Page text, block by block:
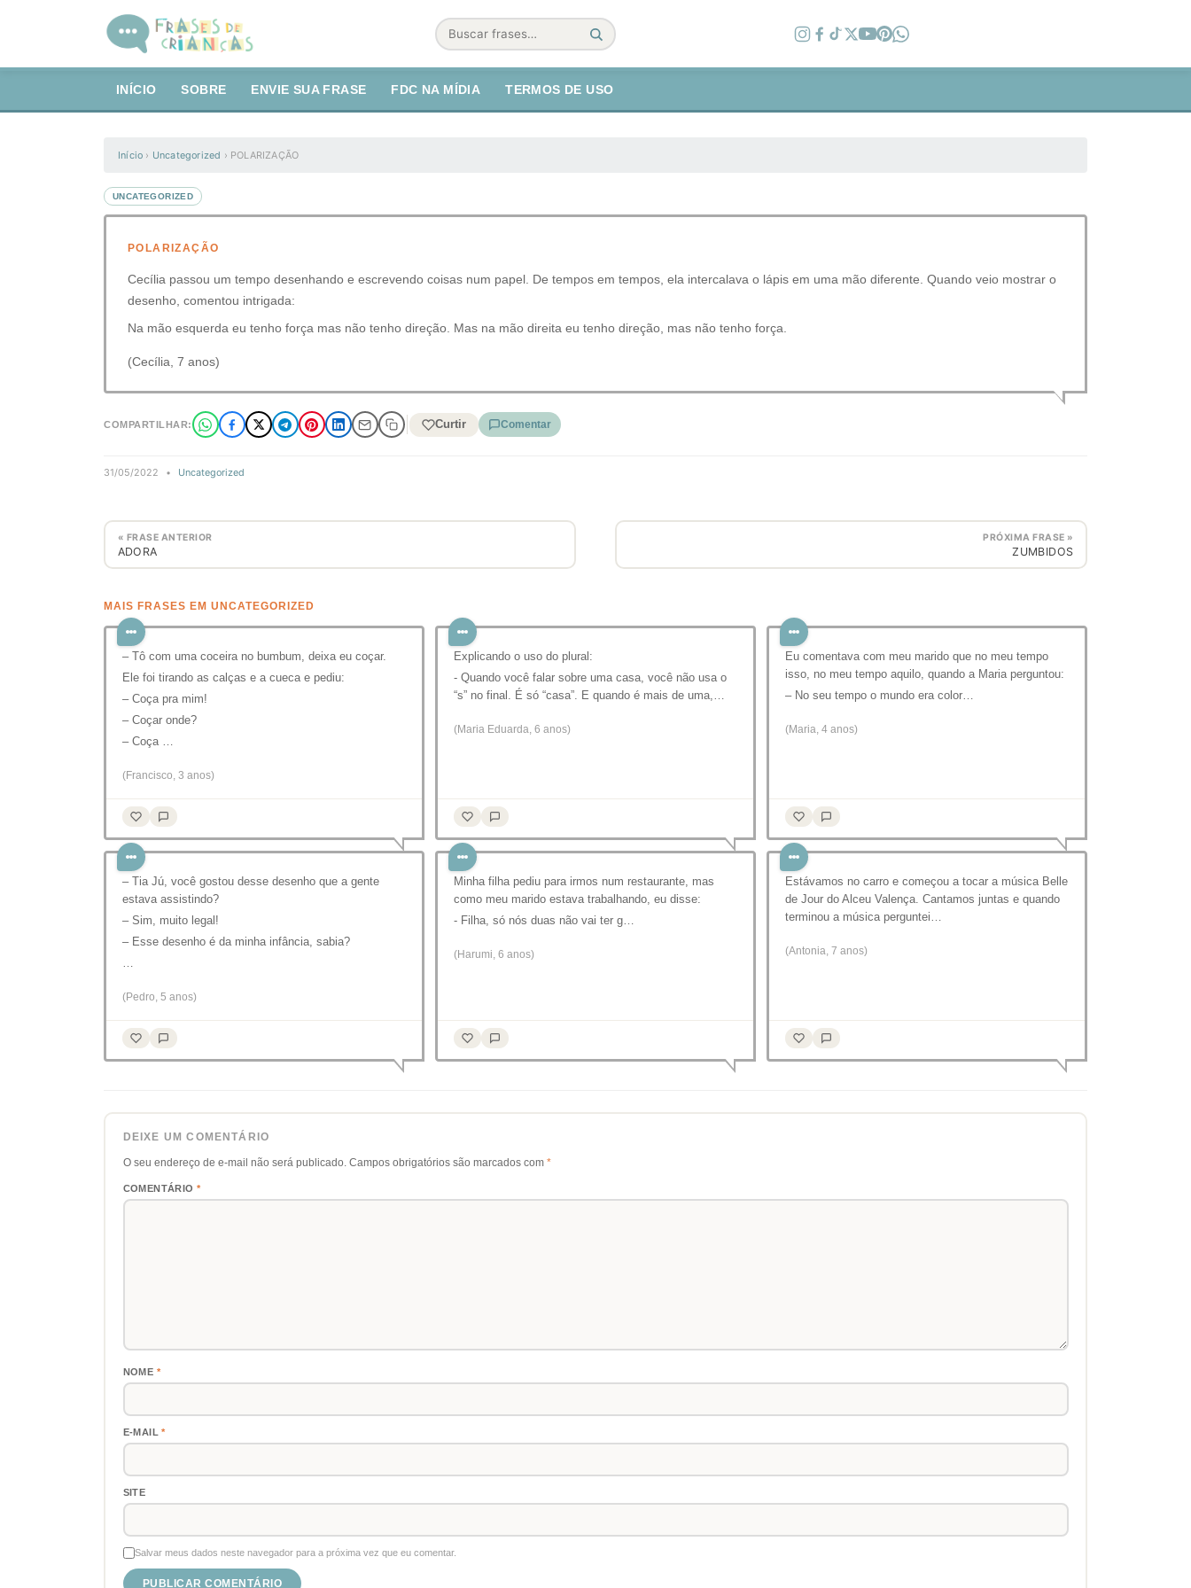
Buscar
INÍCIO SOBRE ENVIE SUA FRASE FDC NA MÍDIA TERMOS DE USO
Início › Uncategorized › POLARIZAÇÃO
UNCATEGORIZED
POLARIZAÇÃO
Cecília passou um tempo desenhando e escrevendo coisas num papel. De tempos em tempos, ela intercalava o lápis em uma mão diferente. Quando veio mostrar o
desenho, comentou intrigada:
Na mão esquerda eu tenho força mas não tenho direção. Mas na mão direita eu tenho direção, mas não tenho força.
(Cecília, 7 anos)
COMPARTILHAR: Curtir Comentar
31/05/2022 • Uncategorized
« FRASE ANTERIOR
ADORA
PRÓXIMA FRASE »
ZUMBIDOS
MAIS FRASES EM UNCATEGORIZED
– Tô com uma coceira no bumbum, deixa eu coçar.
Ele foi tirando as calças e a cueca e pediu:
– Coça pra mim!
– Coçar onde?
– Coça …
(Francisco, 3 anos)
Explicando o uso do plural:
- Quando você falar sobre uma casa, você não usa o
“s” no final. É só “casa”. E quando é mais de uma,…
(Maria Eduarda, 6 anos)
Eu comentava com meu marido que no meu tempo
isso, no meu tempo aquilo, quando a Maria perguntou:
– No seu tempo o mundo era color…
(Maria, 4 anos)
– Tia Jú, você gostou desse desenho que a gente
estava assistindo?
– Sim, muito legal!
– Esse desenho é da minha infância, sabia?
…
(Pedro, 5 anos)
Minha filha pediu para irmos num restaurante, mas
como meu marido estava trabalhando, eu disse:
- Filha, só nós duas não vai ter g…
(Harumi, 6 anos)
Estávamos no carro e começou a tocar a música Belle
de Jour do Alceu Valença. Cantamos juntas e quando
terminou a música perguntei…
(Antonia, 7 anos)
DEIXE UM COMENTÁRIO
O seu endereço de e-mail não será publicado. Campos obrigatórios são marcados com *
COMENTÁRIO *
NOME *
E-MAIL*
SITE
Salvar meus dados neste navegador para a próxima vez que eu comentar.